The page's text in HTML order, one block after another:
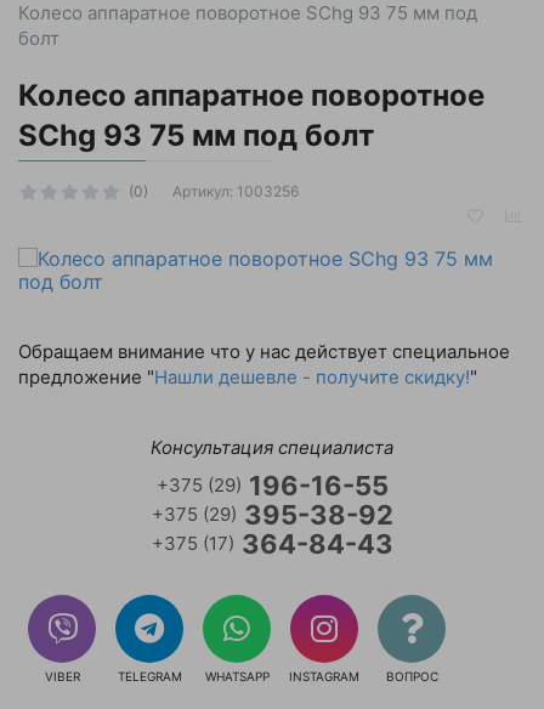
Колесо аппаратное поворотное SChg 93 75 мм под
болт
Колесо аппаратное поворотное
SChg 93 75 мм под болт
(0) Артикул: 1003256
Обращаем внимание что у нас действует специальное
предложение "Нашли дешевле - получите скидку!"
Консультация специалиста
+375 (29) 196-16-55
+375 (29) 395-38-92
+375 (17) 364-84-43
VIBER TELEGRAM WHATSAPP INSTAGRAM ВОПРОС